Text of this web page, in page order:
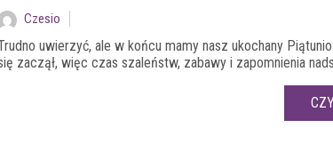
Czesio
uwierzyć, ale w końcu mamy nasz ukochany
zaczął, więc czas szaleństw, zabawy i zapomnienia